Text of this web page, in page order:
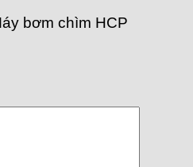
bơm chìm HCP